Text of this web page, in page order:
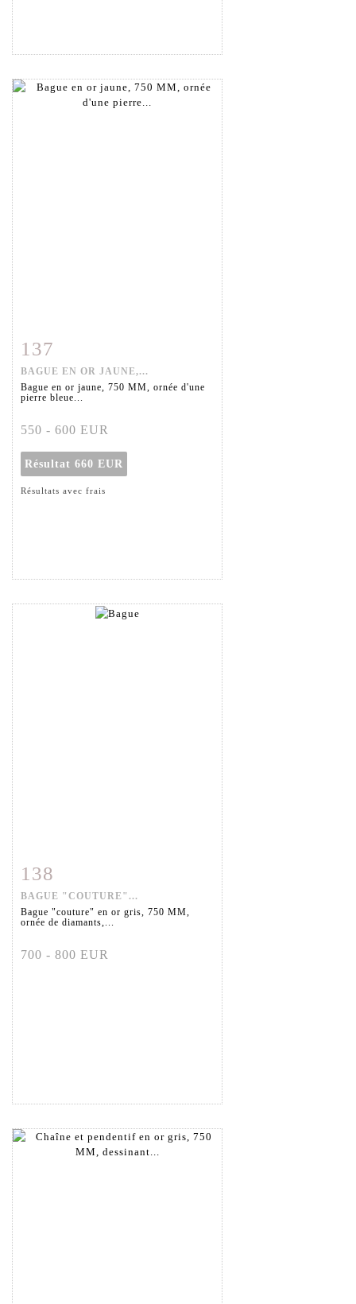
Fiche détaillée
137
BAGUE EN OR JAUNE,...
Bague en or jaune, 750 MM, ornée d'une
pierre bleue...
550 - 600 EUR
Résultat 660 EUR
Résultats avec frais
Fiche détaillée
138
BAGUE "COUTURE"...
Bague "couture" en or gris, 750 MM,
ornée de diamants,...
700 - 800 EUR